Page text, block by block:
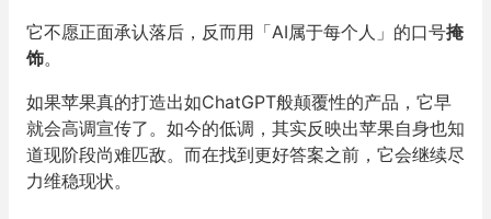
它不愿正面承认落后，反而用「AI属于每个人」的口号掩
饰。
如果苹果真的打造出如ChatGPT般颠覆性的产品，它早
就会高调宣传了。如今的低调，其实反映出苹果自身也知
道现阶段尚难匹敌。而在找到更好答案之前，它会继续尽
力维稳现状。